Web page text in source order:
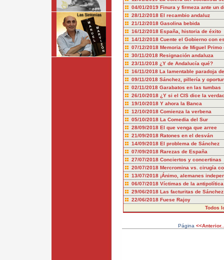
04/01/2019 Finura y firmeza ante un
28/12/2018 El recambio andaluz
21/12/2018 Gasolina bebida
16/12/2018 España, historia de éxito
14/12/2018 Cuente el Gobierno con
07/12/2018 Memoria de Miguel Primo
30/11/2018 Resignación andaluza
23/11/2018 ¿Y de Andalucía qué?
16/11/2018 La lamentable paradoja
09/11/2018 Sánchez, pillería y
02/11/2018 Garabatos en las tumbas
26/10/2018 ¿Y si el CIS dice la
19/10/2018 Y ahora la Banca
12/10/2018 Comienza la verbena
05/10/2018 La Comedia del Sur
28/09/2018 El que venga que arree
21/09/2018 Ratones en el desván
14/09/2018 El problema de Sánchez
07/09/2018 Rarezas de España
27/07/2018 Conciertos y concertinas
20/07/2018 Mercromina vs. cirugía
13/07/2018 ¡Ánimo, alemanes
06/07/2018 Víctimas de la antipolítica
29/06/2018 Las facturitas de
22/06/2018 Fuese Rajoy
Todos
Página